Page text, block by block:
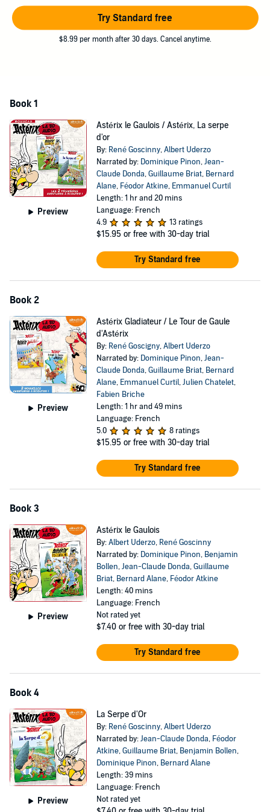
combats avec les Romains et de nombreuxPar Toutatis. Le village
gaulois continue bien sûr de lutter contre les invasions du célèbre
César !
domaine des dieux.
Les nombreux narrateurs tels que Dominique Pinon, Jean-Claude
Donda, Guillaume Briat, Bernard Alane, Féodor Atkine, Emmanuel
Curtil et bien d’autres offrent une lecture dynamique et vivante à ce
chef d’œuvre. Ce classique qui n’a pas pris une seule ride, va
raviver les souvenirs des plus grands et ravir les plus jeunes. À
écouter en version audio en famille pour vivre le triomphe des
légendaires et vaillants Gaulois avec un grand lot de surprises.
Try Standard free
$8.99 per month after 30 days. Cancel anytime.
Book 1
Preview
Astérix le Gaulois / Astérix, La serpe
d'or
By: René Goscinny,Albert Uderzo
Narrated by: Dominique Pinon,Jean-
Claude Donda,Guillaume Briat, Bernard
Alane, Féodor Atkine, Emmanuel Curtil
Length: 1 hr and 20 mins
Language: French
4.9
13 ratings
$15.95 or free with 30-day trial
Try Standard free
Book 2
Preview
Astérix Gladiateur / Le Tour de Gaule
d'Astérix
By: René Goscigny,Albert Uderzo
Narrated by: Dominique Pinon,Jean-
Claude Donda,Guillaume Briat, Bernard
Alane, Emmanuel Curtil,Julien Chatelet,
Fabien Briche
Length: 1 hr and 49 mins
Language: French
5.0
8 ratings
$15.95 or free with 30-day trial
Try Standard free
Book 3
Preview
Astérix le Gaulois
By:Albert Uderzo, René Goscinny
Narrated by: Dominique Pinon, Benjamin
Bollen,Jean-Claude Donda,Guillaume
Briat, Bernard Alane, Féodor Atkine
Length: 40 mins
Language: French
Not rated yet
$7.40 or free with 30-day trial
Try Standard free
Book 4
Preview
La Serpe d'Or
By: René Goscinny,Albert Uderzo
Narrated by:Jean-Claude Donda, Féodor
Atkine,Guillaume Briat, Benjamin Bollen,
Dominique Pinon, Bernard Alane
Length: 39 mins
Language: French
Not rated yet